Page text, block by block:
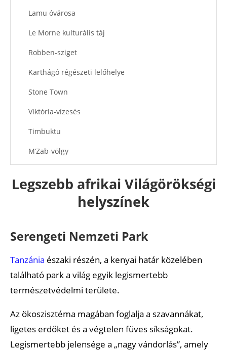
Lamu óvárosa
Le Morne kulturális táj
Robben-sziget
Karthágó régészeti lelőhelye
Stone Town
Viktória-vízesés
Timbuktu
M’Zab-völgy
Okavango-delta
Legszebb afrikai Világörökségi
helyszínek
Serengeti Nemzeti Park
Tanzánia északi részén, a kenyai határ közelében
található park a világ egyik legismertebb
természetvédelmi területe.
Az ökoszisztéma magában foglalja a szavannákat,
ligetes erdőket és a végtelen füves síkságokat.
Legismertebb jelensége a „nagy vándorlás”, amely